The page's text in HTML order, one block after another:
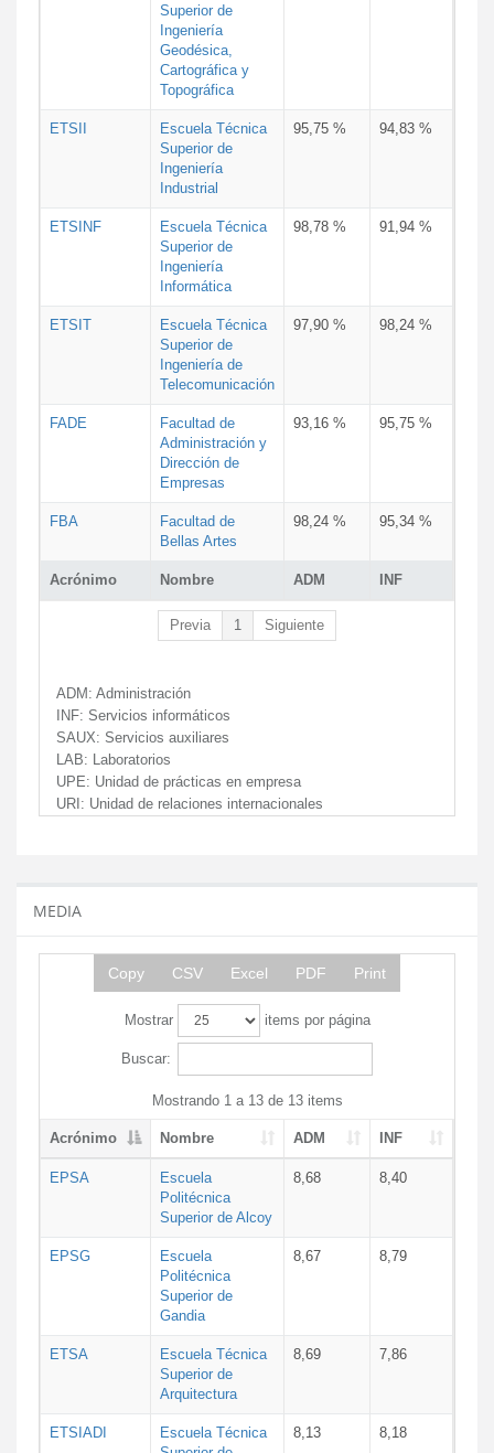
Acrónimo Nombre ADM INF
Superior de
Ingeniería
Geodésica,
Cartográfica y
Topográfica
ETSII
Escuela Técnica
Superior de
Ingeniería
Industrial
95,75 % 94,83 %
ETSINF
Escuela Técnica
Superior de
Ingeniería
Informática
98,78 % 91,94 %
ETSIT
Escuela Técnica
Superior de
Ingeniería de
Telecomunicación
97,90 % 98,24 %
FADE
Facultad de
Administración y
Dirección de
Empresas
93,16 % 95,75 %
FBA
Facultad de
Bellas Artes
98,24 % 95,34 %
Previa 1 Siguiente
ADM: Administración
INF: Servicios informáticos
SAUX: Servicios auxiliares
LAB: Laboratorios
UPE: Unidad de prácticas en empresa
URI: Unidad de relaciones internacionales
MEDIA
Copy CSV Excel PDF Print
Mostrar items por página
Buscar:
Mostrando 1 a 13 de 13 items
Acrónimo Nombre ADM INF
EPSA
Escuela
Politécnica
Superior de Alcoy
8,68 8,40
EPSG
Escuela
Politécnica
Superior de
Gandia
8,67 8,79
ETSA
Escuela Técnica
Superior de
Arquitectura
8,69 7,86
ETSIADI
Escuela Técnica
8,13 8,18